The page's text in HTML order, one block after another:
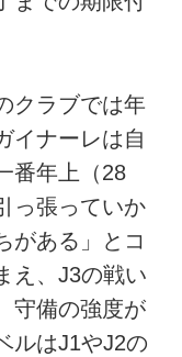
クラブでは年
イナーレは自
番年上（28
っ張っていか
がある」とコ
え、J3の戦い
守備の強度が
ルはJ1やJ2の